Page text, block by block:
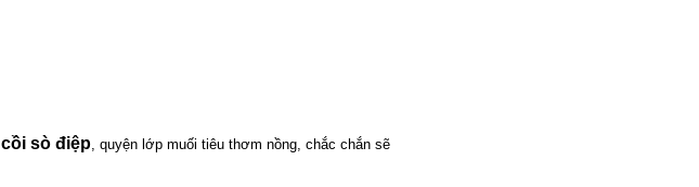
cồi sò điệp, quyện lớp muối tiêu thơm nồng, chắc chắn sẽ